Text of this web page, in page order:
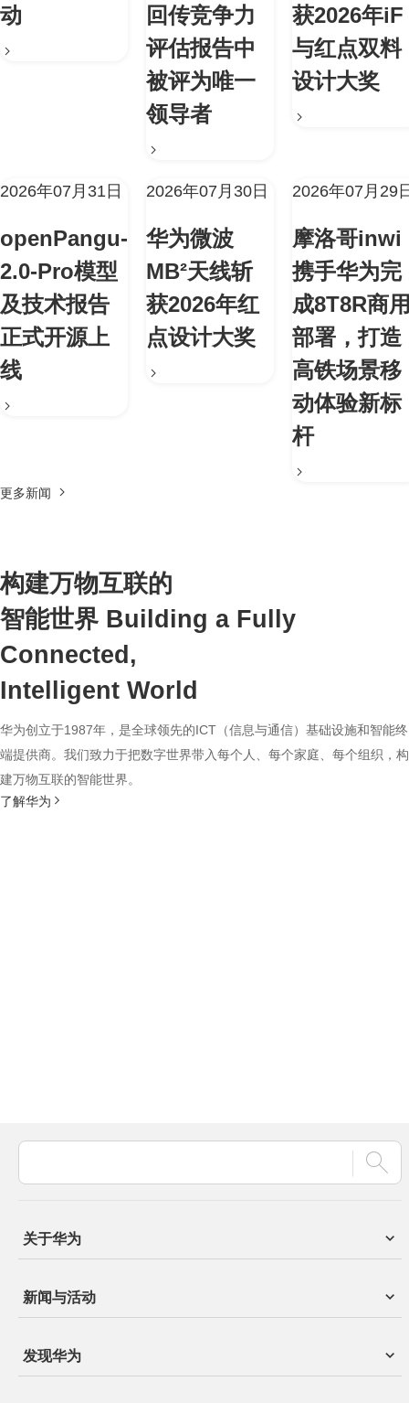
动
回传竞争力
评估报告中
被评为唯一
领导者
获2026年iF
与红点双料
设计大奖
2026年07月31日
openPangu-
2.0-Pro模型
及技术报告
正式开源上
线
2026年07月30日
华为微波
MB²天线斩
获2026年红
点设计大奖
2026年07月29
摩洛哥inwi
携手华为完
成8T8R商
部署，打造
高铁场景移
动体验新标
杆
更多新闻
构建万物互联的
智能世界 Building a Fully
Connected,
Intelligent World
华为创立于1987年，是全球领先的ICT（信息与通信）基础设施和智能终
端提供商。我们致力于把数字世界带入每个人、每个家庭、每个组织，构
建万物互联的智能世界。
了解华为
关于华为
新闻与活动
发现华为